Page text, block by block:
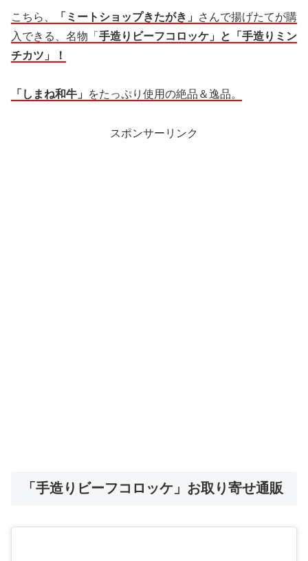
こちら、 「ミートショップきたがき」
さんで揚げたてが購
入できる、名物「 手造りビーフコロッケ」と「手造りミン
チカツ」！
「しまね和牛」 をたっぷり使用の絶品＆逸品。
スポンサーリンク
「手造りビーフコロッケ」お取り寄せ通販